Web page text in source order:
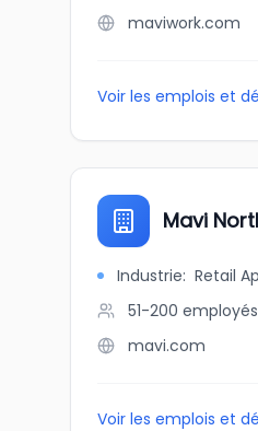
maviwork.com
Voir les emplois et
Mavi
Industrie: Retail
51-200 employés
mavi.com
Voir les emplois et